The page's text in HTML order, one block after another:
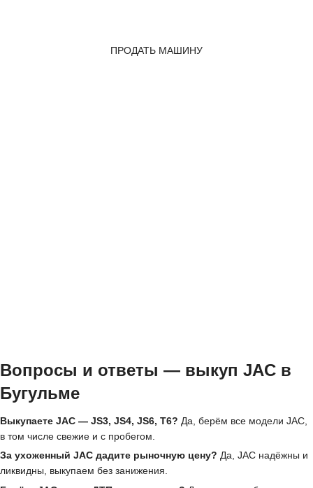
ПРОДАТЬ МАШИНУ
Вопросы и ответы — выкуп JAC в
Бугульме
Выкупаете JAC — JS3, JS4, JS6, T6? Да, берём все модели JAC,
в том числе свежие и с пробегом.
За ухоженный JAC дадите рыночную цену? Да, JAC надёжны и
ликвидны, выкупаем без занижения.